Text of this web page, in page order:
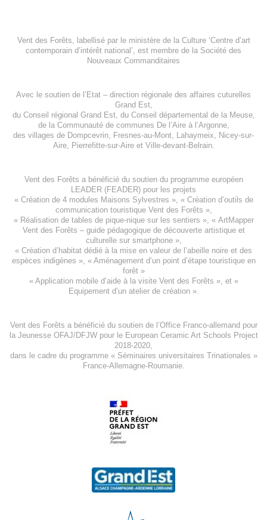
Vent des Forêts, labellisé par le ministère de la Culture ‘Centre d’art
contemporain d’intérêt national’, est membre de la Société des
Nouveaux Commanditaires
Avec le soutien de l’Etat – direction régionale des affaires cuturelles
Grand Est,
du Conseil régional Grand Est, du Conseil départemental de la Meuse,
de la Communauté de communes De l’Aire à l’Argonne,
des villages de Dompcevrin Fresnes-au-Mont Lahaymeix
Nicey-sur-
Aire, Pierrefitte-sur-Aireet Ville-devant-Belrain.
Vent des Forêts a bénéficié du soutien du programme européen
LEADER (FEADER) pour les projets
« Création de 4 modules Maisons Sylvestres », « Création d’outils de
communication touristique Vent des Forêts »,
« Réalisation de tables de pique-nique sur les sentiers », « ArtMapper
Vent des Forêts – guide pédagogique de découverte artistique et
culturelle sur smartphone »,
« Création d’habitat dédié à la mise en valeur de l’abeille noire et des
espèces indigènes », « Aménagement d’un point d’étape touristique en
forêt»
« Application mobile d’aide à la visite Vent des Forêts », et «
Equipement d’un atelier de création».
Vent des Forêts a bénéficié du soutien de l’Office Franco-allemand pour
la Jeunesse OFAJ/DFJWpour leEuropean Ceramic Art Schools Project
2018-2020
dans le cadre du programme « Séminaires universitaires Trinationales »
France-Allemagne-Roumanie.